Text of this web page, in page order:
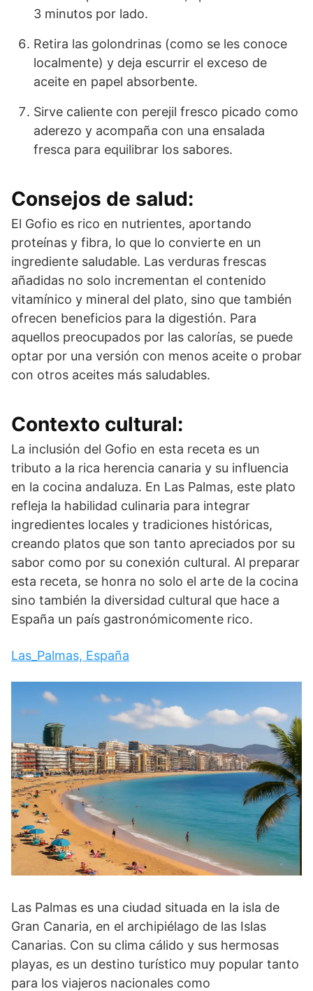
3 minutos por lado.
Retira las golondrinas (como se les conoce
localmente) y deja escurrir el exceso de
aceite en papel absorbente.
Sirve caliente con perejil fresco picado como
aderezo y acompaña con una ensalada
fresca para equilibrar los sabores.
Consejos de salud:
El Gofio es rico en nutrientes, aportando
proteínas y fibra, lo que lo convierte en un
ingrediente saludable. Las verduras frescas
añadidas no solo incrementan el contenido
vitamínico y mineral del plato, sino que también
ofrecen beneficios para la digestión. Para
aquellos preocupados por las calorías, se puede
optar por una versión con menos aceite o probar
con otros aceites más saludables.
Contexto cultural:
La inclusión del Gofio en esta receta es un
tributo a la rica herencia canaria y su influencia
en la cocina andaluza. En Las Palmas, este plato
refleja la habilidad culinaria para integrar
ingredientes locales y tradiciones históricas,
creando platos que son tanto apreciados por su
sabor como por su conexión cultural. Al preparar
esta receta, se honra no solo el arte de la cocina
sino también la diversidad cultural que hace a
España un país gastronómicomente rico.
Las_Palmas, España
Las Palmas es una ciudad situada en la isla de
Gran Canaria, en el archipiélago de las Islas
Canarias. Con su clima cálido y sus hermosas
playas, es un destino turístico muy popular tanto
para los viajeros nacionales como